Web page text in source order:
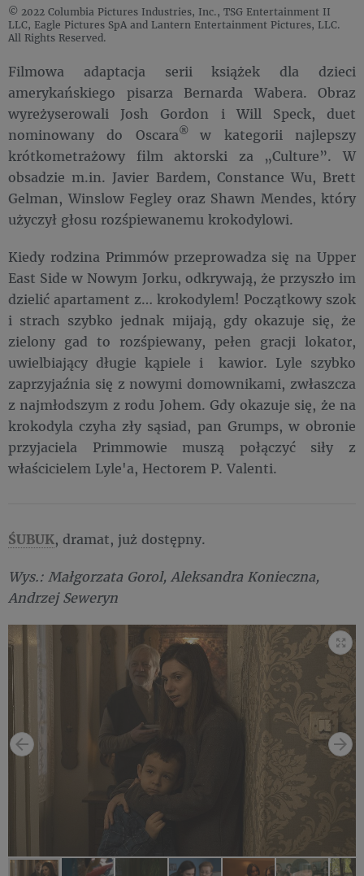
© 2022 Columbia Pictures Industries, Inc., TSG Entertainment II
LLC, Eagle Pictures SpA and Lantern Entertainment Pictures, LLC.
All Rights Reserved.
Filmowa adaptacja serii książek dla dzieci
amerykańskiego pisarza Bernarda Wabera. Obraz
wyreżyserowali Josh Gordon i Will Speck, duet
nominowany do Oscara®w kategorii najlepszy
krótkometrażowy film aktorski za „Culture”. W
obsadzie m.in. Javier Bardem, Constance Wu, Brett
Gelman, Winslow Fegley oraz Shawn Mendes, który
użyczył głosu rozśpiewanemu krokodylowi.
Kiedy rodzina Primmów przeprowadza się na Upper
East Side w Nowym Jorku, odkrywają, że przyszło im
dzielić apartament z… krokodylem! Początkowy szok
i strach szybko jednak mijają, gdy okazuje się, że
zielony gad to rozśpiewany, pełen gracji lokator,
uwielbiający długie kąpiele i kawior. Lyle szybko
zaprzyjaźnia się z nowymi domownikami, zwłaszcza
z najmłodszym z rodu Johem. Gdy okazuje się, że na
krokodyla czyha zły sąsiad, pan Grumps, w obronie
przyjaciela Primmowie muszą połączyć siły z
właścicielem Lyle'a, Hectorem P. Valenti.
ŚUBUK, dramat, już dostępny.
Wys.: Małgorzata Gorol, Aleksandra Konieczna,
Andrzej Seweryn